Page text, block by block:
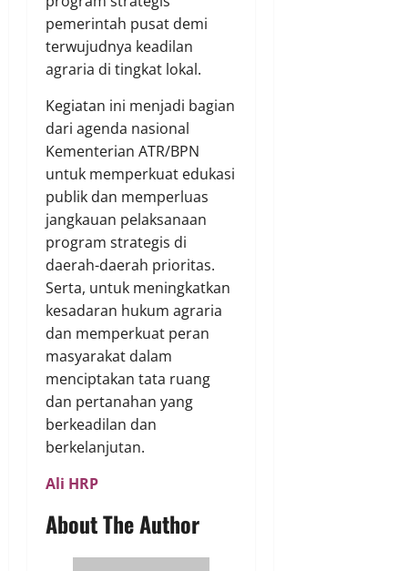
pemerintah pusat demi
terwujudnya keadilan
agraria di tingkat lokal.
Kegiatan ini menjadi bagian
dari agenda nasional
Kementerian ATR/BPN
untuk memperkuat edukasi
publik dan memperluas
jangkauan pelaksanaan
program strategis di
daerah-daerah prioritas.
Serta, untuk meningkatkan
kesadaran hukum agraria
dan memperkuat peran
masyarakat dalam
menciptakan tata ruang
dan pertanahan yang
berkeadilan dan
berkelanjutan.
Ali HRP
About The Author